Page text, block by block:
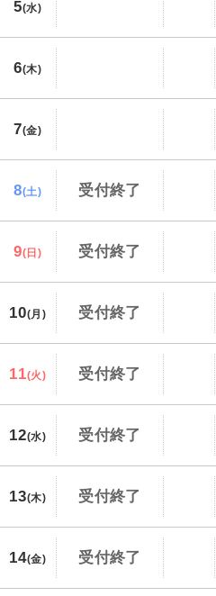
5(水)
6(木)
7(金)
8(土) 受付終了
9(日) 受付終了
10(月) 受付終了
11(火) 受付終了
12(水) 受付終了
13(木) 受付終了
14(金) 受付終了